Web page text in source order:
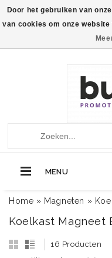
Call Us
MENU
Home » Magneten »
Koelkast Magneet
16 Producten
Door het gebruiken van
van cookies om onze